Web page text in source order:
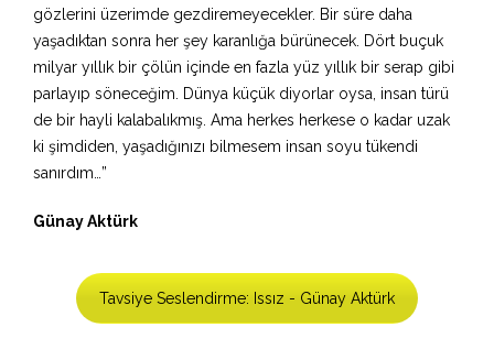
gözlerini üzerimde gezdiremeyecekler. Bir süre daha
yaşadıktan sonra her şey karanlığa bürünecek. Dört buçuk
milyar yıllık bir çölün içinde en fazla yüz yıllık bir serap gibi
parlayıp söneceğim. Dünya küçük diyorlar oysa, insan türü
de bir hayli kalabalıkmış. Ama herkes herkese o kadar uzak
ki şimdiden, yaşadığınızı bilmesem insan soyu tükendi
sanırdım…”
Günay Aktürk
Tavsiye Seslendirme: Issız - Günay Aktürk